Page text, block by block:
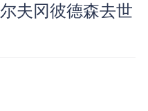
夫冈彼德森去世